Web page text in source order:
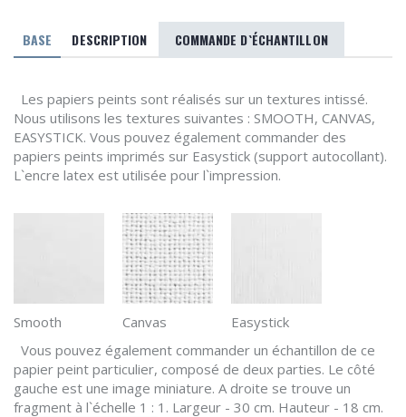
BASE DESCRIPTION COMMANDE D`ÉCHANTILLON
Les papiers peints sont réalisés sur un textures intissé.
Nous utilisons les textures suivantes : SMOOTH, CANVAS,
EASYSTICK. Vous pouvez également commander des
papiers peints imprimés sur Easystick (support autocollant).
L`encre latex est utilisée pour l`impression.
Smooth Canvas
Easystick
Vous pouvez également commander un échantillon de ce
papier peint particulier, composé de deux parties. Le côté
gauche est une image miniature. A droite se trouve un
fragment à l`échelle 1 : 1. Largeur - 30 cm. Hauteur - 18 cm.